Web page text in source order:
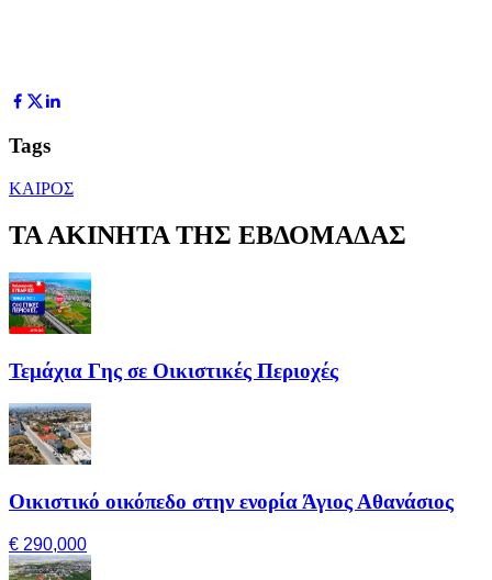
Tags
ΚΑΙΡΟΣ
ΤΑ ΑΚΙΝΗΤΑ ΤΗΣ ΕΒΔΟΜΑΔΑΣ
Τεμάχια Γης σε Οικιστικές Περιοχές
Οικιστικό οικόπεδο στην ενορία Άγιος Αθανάσιος
€ 290,000